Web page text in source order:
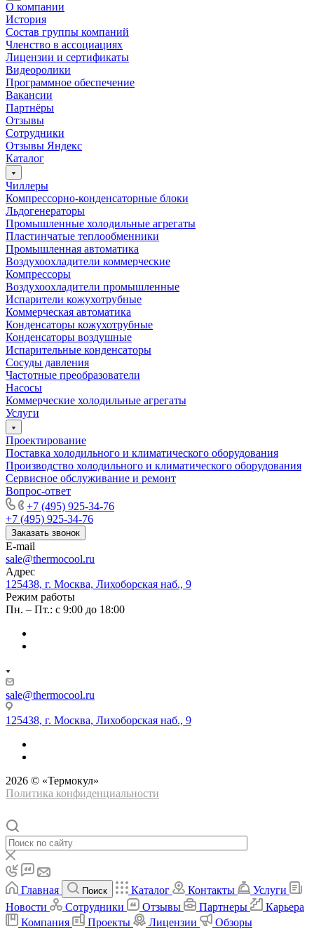
О компании
История
Состав группы компаний
Членство в ассоциациях
Лицензии и сертификаты
Видеоролики
Программное обеспечение
Вакансии
Партнёры
Отзывы
Сотрудники
Отзывы Яндекс
Каталог
Чиллеры
Компрессорно-конденсаторные блоки
Льдогенераторы
Промышленные холодильные агрегаты
Пластинчатые теплообменники
Промышленная автоматика
Воздухоохладители коммерческие
Компрессоры
Воздухоохладители промышленные
Испарители кожухотрубные
Коммерческая автоматика
Конденсаторы кожухотрубные
Конденсаторы воздушные
Испарительные конденсаторы
Сосуды давления
Частотные преобразователи
Насосы
Коммерческие холодильные агрегаты
Услуги
Проектирование
Поставка холодильного и климатического оборудования
Производство холодильного и климатического оборудования
Сервисное обслуживание и ремонт
Вопрос-ответ
+7 (495) 925-34-76
+7 (495) 925-34-76
Заказать звонок
E-mail
sale@thermocool.ru
Адрес
125438, г. Москва, Лихоборская наб., 9
Режим работы
Пн. – Пт.: с 9:00 до 18:00
sale@thermocool.ru
125438, г. Москва, Лихоборская наб., 9
2026 © «Термокул»
Политика конфиденциальности
Главная Поиск Каталог Контакты
Услуги
Новости
Сотрудники Отзывы Партнеры
Карьера
Компания
Проекты Лицензии Обзоры